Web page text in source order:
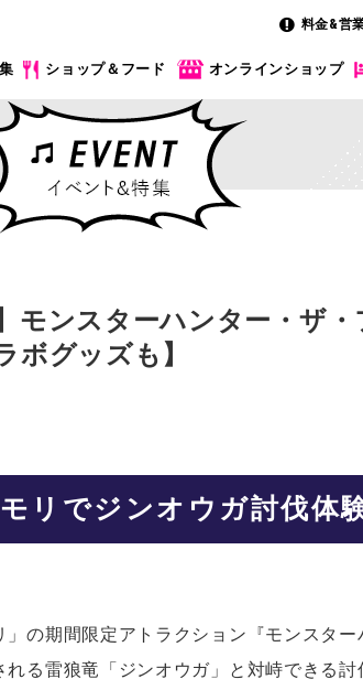
料金&営
ショップ＆フード オンラインショップ
モンスターハンター・ザ
ボグッズも】
リでジンオウガ討伐体
の期間限定アトラクション 『モンスタ
る雷狼竜「ジンオウガ」と対峙できる討